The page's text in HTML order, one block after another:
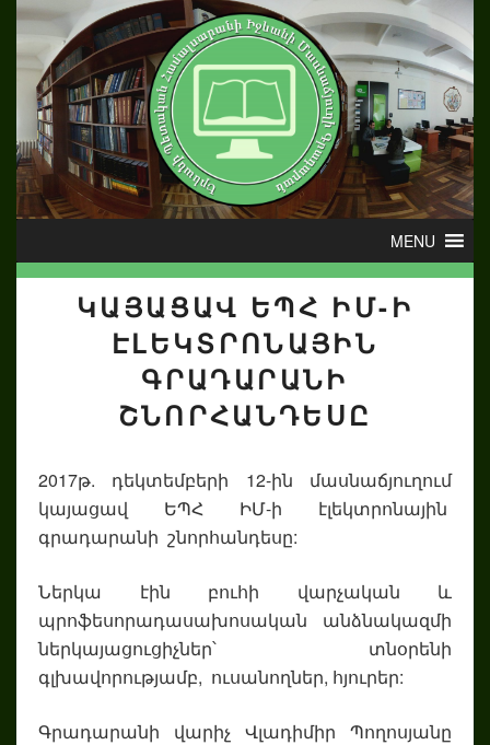
ԿԱՅԱՑԱՎ ԵՊՀ ԻՄ-Ի
ԷԼԵԿՏՐՈՆԱՅԻՆ
ԳՐԱԴԱՐԱՆԻ
ՇՆՈՐՀԱՆԴԵՍԸ
2017թ. դեկտեմբերի 12-ին մասնաճյուղում
կայացավ ԵՊՀ ԻՄ-ի էլեկտրոնային
գրադարանի շնորհանդեսը:
Ներկա էին բուհի վարչական և
պրոֆեսորադասախոսական անձնակազմի
ներկայացուցիչներ՝ տնօրենի
գլխավորությամբ, ուսանողներ, հյուրեր:
Գրադարանի վարիչ Վլադիմիր Պողոսյանը